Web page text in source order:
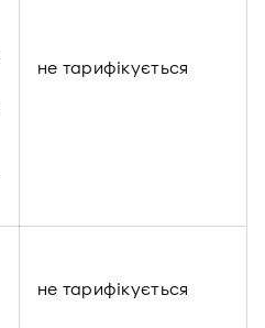
не тарифікується
не тарифікується